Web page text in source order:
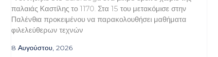
παλαιάς Καστίλης το 1170. Στα 15 του μετακόμισε στην
Παλένθια προκειμένου να παρακολουθήσει μαθήματα
φιλελεύθερων τεχνών
8 Αυγούστου, 2026